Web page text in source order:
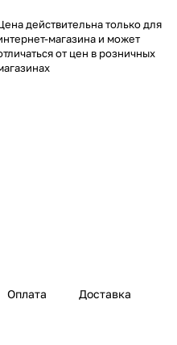
действительна только для
магазина и может
от цен в розничных
Оплата Доставка